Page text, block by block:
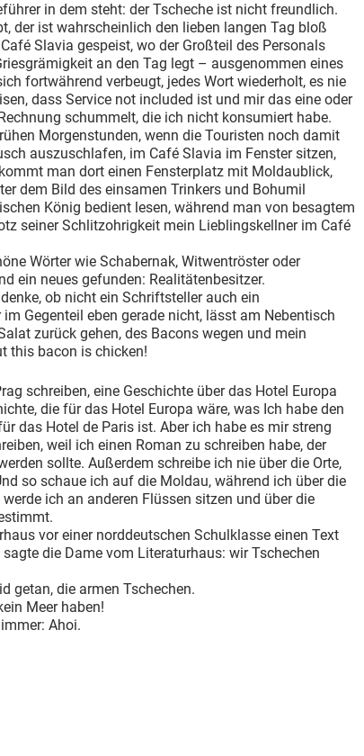
in dem steht: der Tscheche ist nicht freundlich.
der ist wahrscheinlich den lieben langen Tag bloß
Slavia gespeist, wo der Großteil des Personals
an den Tag legt – ausgenommen eines
fortwährend verbeugt, jedes Wort wiederholt, es nie
dass Service not included ist und mir das eine oder
schummelt, die ich nicht konsumiert habe.
Morgenstunden, wenn die Touristen noch damit
auszuschlafen, im Café Slavia im Fenster sitzen,
man dort einen Fensterplatz mit Moldaublick,
dem Bild des einsamen Trinkers und Bohumil
König bedient lesen, während man von besagtem
seiner Schlitzohrigkeit mein Lieblingskellner im Café
Wörter wie Schabernak, Witwentröster oder
ein neues gefunden: Realitätenbesitzer.
ob nicht ein Schriftsteller auch ein
Gegenteil eben gerade nicht, lässt am Nebentisch
zurück gehen, des Bacons wegen und mein
this bacon is chicken!
schreiben, eine Geschichte über das Hotel Europa
die für das Hotel Europa wäre, was Ich habe den
das Hotel de Paris ist. Aber ich habe es mir streng
weil ich einen Roman zu schreiben habe, der
sollte. Außerdem schreibe ich nie über die Orte,
so schaue ich auf die Moldau, während ich über die
ich an anderen Flüssen sitzen und über die
vor einer norddeutschen Schulklasse einen Text
die Dame vom Literaturhaus: wir Tschechen
getan, die armen Tschechen.
Meer haben!
Ahoi.